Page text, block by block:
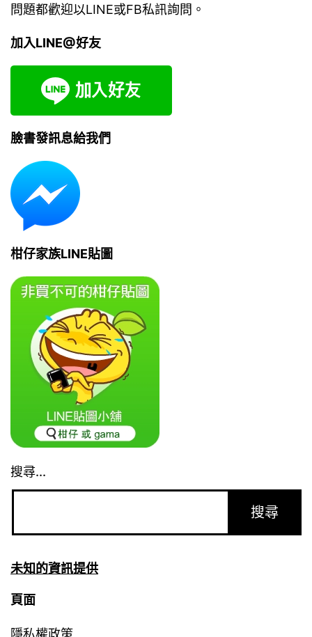
問題都歡迎以LINE或FB私訊詢問。
加入LINE@好友
臉書發訊息給我們
柑仔家族LINE貼圖
搜尋...
未知的資訊提供
頁面